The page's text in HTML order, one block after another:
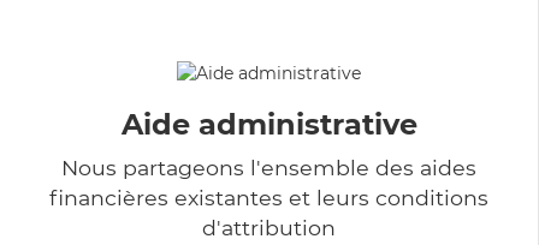
Aide administrative
Nous partageons l'ensemble des aides
financières existantes et leurs conditions
d'attribution